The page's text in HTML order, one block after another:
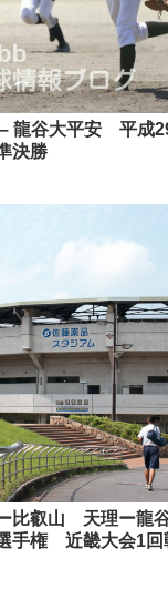
– 龍谷大平安 平成
決勝
ー比叡山 天理ー龍
手権 近畿大会1回